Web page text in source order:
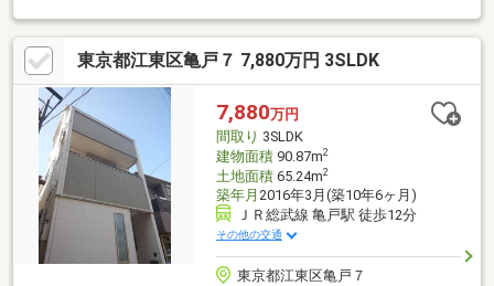
とクオリティの高い仕事をモットーに業務に取り組んでおりま
す。些細な事でもお気軽にご相談ください。
東京都江東区亀戸７ 7,880万円 3SLDK
7,880万円
間取り 3SLDK
建物面積90.87m2
土地面積65.24m2
築年月 2016年3月(築10年6ヶ月)
ＪＲ総武線 亀戸駅 徒歩12分
その他の交通
東京都江東区亀戸７